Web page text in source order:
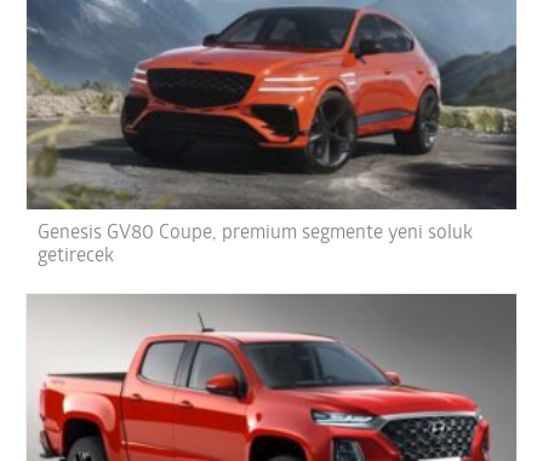
Genesis GV80 Coupe, premium segmente yeni soluk
getirecek